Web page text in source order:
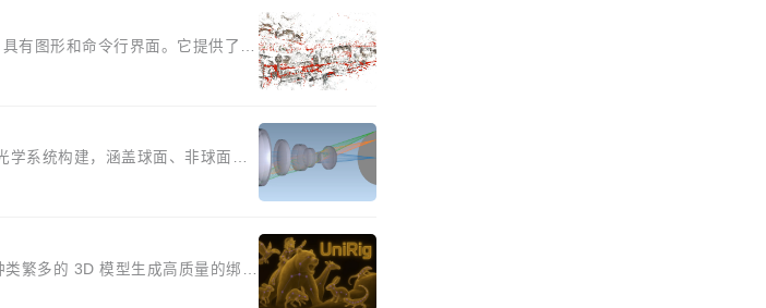
有图形和命令行界面。它提供了丰
系统构建，涵盖球面、非球面和
繁多的 3D 模型生成高质量的绑定